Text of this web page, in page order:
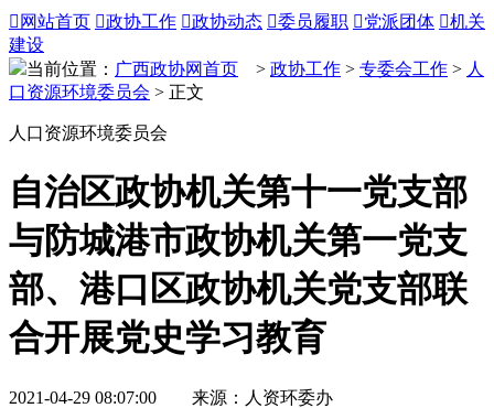
 网站首页 政协工作 政协动态 委员履职 党派团体 机关
建设
当前位置： 广西政协网首页 > 政协工作 > 专委会工作 > 人
口资源环境委员会 > 正文
人口资源环境委员会
自治区政协机关第十一党支部
与防城港市政协机关第一党支
部、港口区政协机关党支部联
合开展党史学习教育
2021-04-29 08:07:00 来源：人资环委办